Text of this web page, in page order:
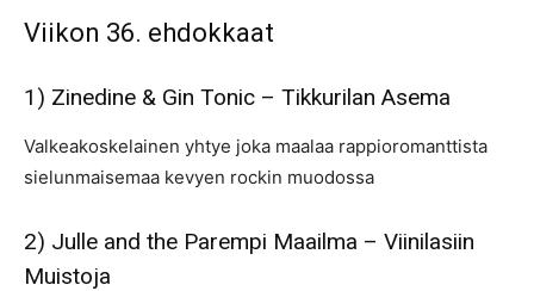
Viikon 36. ehdokkaat
1) Zinedine & Gin Tonic – Tikkurilan Asema
Valkeakoskelainen yhtye joka maalaa rappioromanttista
sielunmaisemaa kevyen rockin muodossa
2) Julle and the Parempi Maailma – Viinilasiin
Muistoja